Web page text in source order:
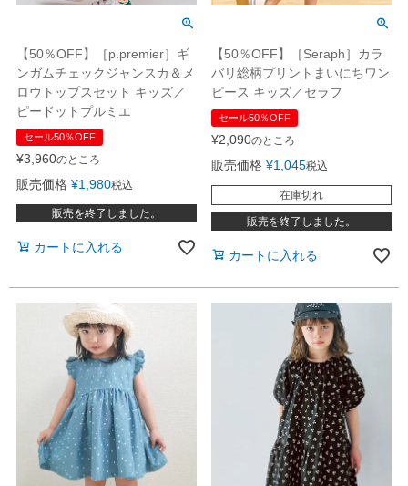
【50％OFF】［p.premier］ギ
ンガムチェックジャンスカ＆メ
ロウトップスセット キッズ／
ピードットプルミエ
セール50％OFF
¥3,960のところ
販売価格 ¥1,980税込
販売を終了しました。
カートに入れる
【50％OFF】［Seraph］カラ
バリ総柄プリントまいにちワン
ピース キッズ／セラフ
セール50％OFF
¥2,090のところ
販売価格 ¥1,045税込
在庫切れ
販売を終了しました。
カートに入れる